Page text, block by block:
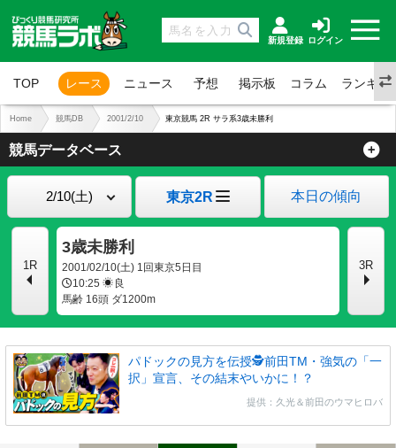
新規登録 ログイン
TOP レース ニュース 予想 掲示板 コラム ランキン
Home 競馬DB 2001/2/10 東京競馬 2R サラ系3歳未勝利
競馬データベース
東京2R 本日の傾向
1R
3歳未勝利
2001/02/10(土) 1回東京5日目
10:25
良
馬齢 16頭 ダ1200m
3R
パドックの見方を伝授🕵前田TM・強気の「一
択」宣言、その結末やいかに！？
提供：久光＆前田のウマヒロバ